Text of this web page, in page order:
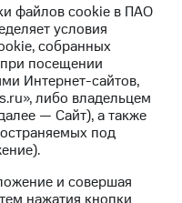
файлов cookie в ПАО
условия
собранных
посещении
Интернет-сайтов,
либо владельцем
— Сайт), а также
под
и совершая